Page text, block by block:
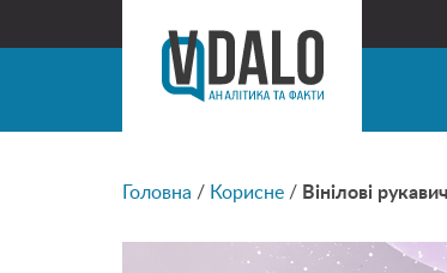
Головна / Корисне / Вінілові